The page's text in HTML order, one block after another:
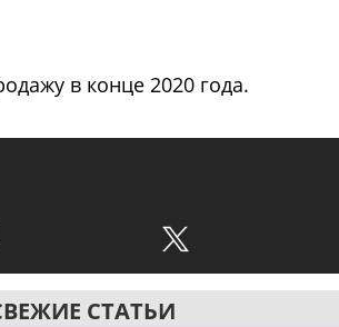
в конце 2020 года.
СТАТЬИ